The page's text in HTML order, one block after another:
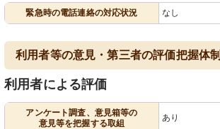
緊急時の電話連絡の対応状況 なし
利用者等の意見・第三者の評価把握体制
利用者による評価
アンケート調査、意見箱等の
意見等を把握する取組
あり